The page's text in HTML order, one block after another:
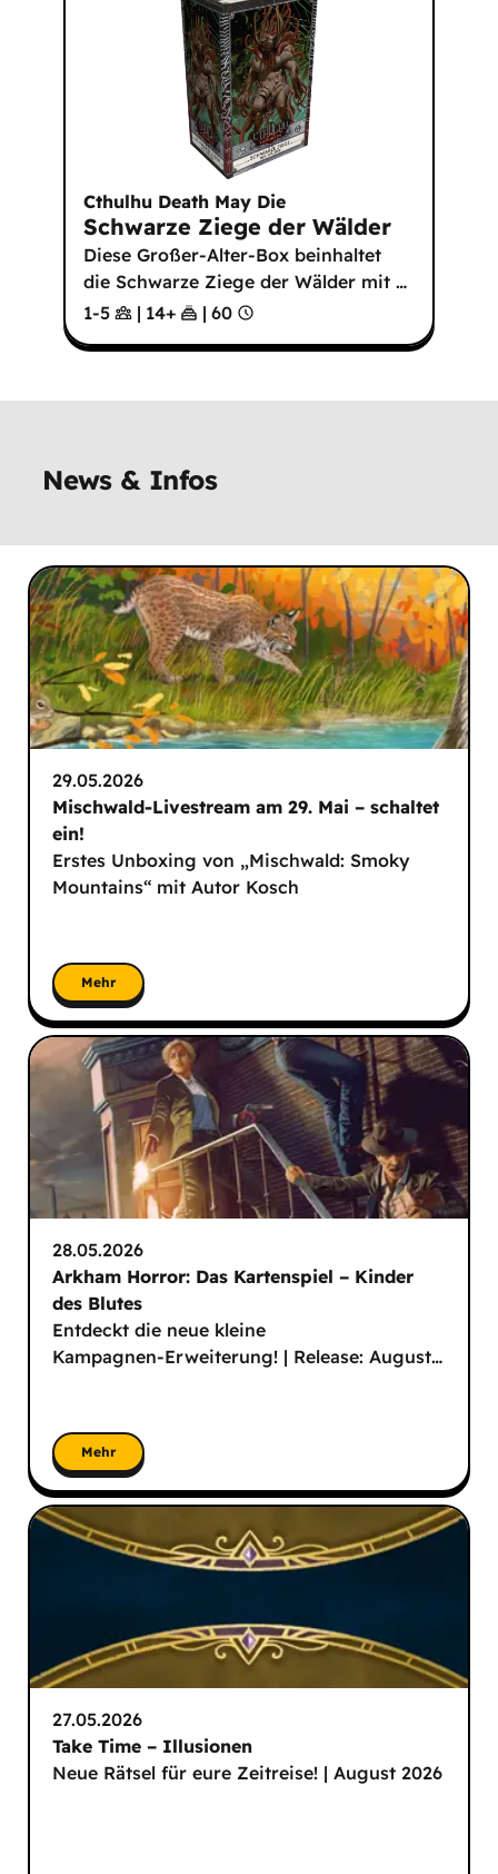
Cthulhu Death May Die
Schwarze Ziege der Wälder
Diese Großer-Alter-Box beinhaltet
die Schwarze Ziege der Wälder mit …
1-5
| 14+ | 60
News & Infos
29.05.2026
Mischwald-Livestream am 29. Mai – schaltet
ein!
Erstes Unboxing von „Mischwald: Smoky
Mountains“ mit Autor Kosch
Mehr
28.05.2026
Arkham Horror: Das Kartenspiel – Kinder
des Blutes
Entdeckt die neue kleine
Kampagnen-Erweiterung! | Release: August…
Mehr
27.05.2026
Take Time – Illusionen
Neue Rätsel für eure Zeitreise! | August 2026